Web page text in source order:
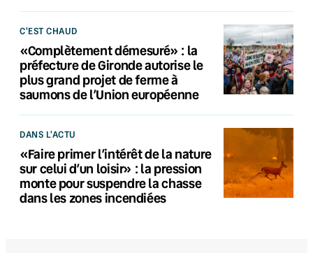
C'EST CHAUD
«Complètement démesuré» : la
préfecture de Gironde autorise le
plus grand projet de ferme à
saumons de l’Union européenne
DANS L'ACTU
«Faire primer l’intérêt de la nature
sur celui d’un loisir» : la pression
monte pour suspendre la chasse
dans les zones incendiées